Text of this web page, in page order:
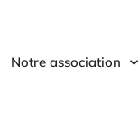
Notre association